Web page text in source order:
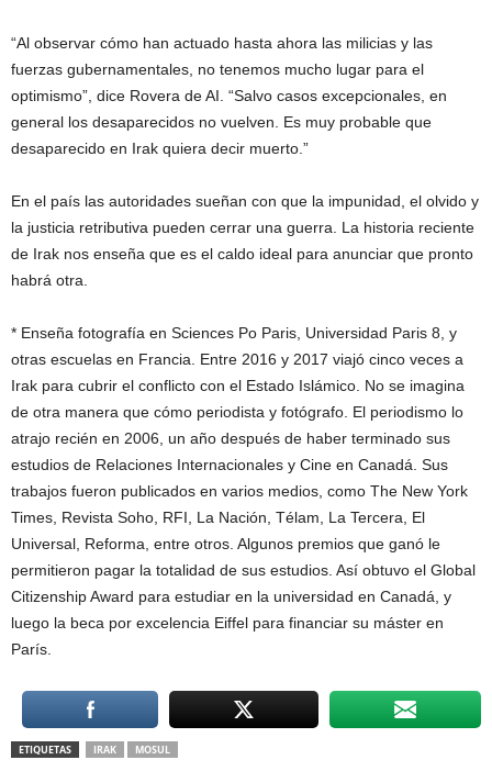
“Al observar cómo han actuado hasta ahora las milicias y las
fuerzas gubernamentales, no tenemos mucho lugar para el
optimismo”, dice Rovera de AI. “Salvo casos excepcionales, en
general los desaparecidos no vuelven. Es muy probable que
desaparecido en Irak quiera decir muerto.”
En el país las autoridades sueñan con que la impunidad, el olvido y
la justicia retributiva pueden cerrar una guerra. La historia reciente
de Irak nos enseña que es el caldo ideal para anunciar que pronto
habrá otra.
* Enseña fotografía en Sciences Po Paris, Universidad Paris 8, y
otras escuelas en Francia. Entre 2016 y 2017 viajó cinco veces a
Irak para cubrir el conflicto con el Estado Islámico. No se imagina
de otra manera que cómo periodista y fotógrafo. El periodismo lo
atrajo recién en 2006, un año después de haber terminado sus
estudios de Relaciones Internacionales y Cine en Canadá. Sus
trabajos fueron publicados en varios medios, como The New York
Times, Revista Soho, RFI, La Nación, Télam, La Tercera, El
Universal, Reforma, entre otros. Algunos premios que ganó le
permitieron pagar la totalidad de sus estudios. Así obtuvo el Global
Citizenship Award para estudiar en la universidad en Canadá, y
luego la beca por excelencia Eiffel para financiar su máster en
París.
ETIQUETAS IRAK MOSUL